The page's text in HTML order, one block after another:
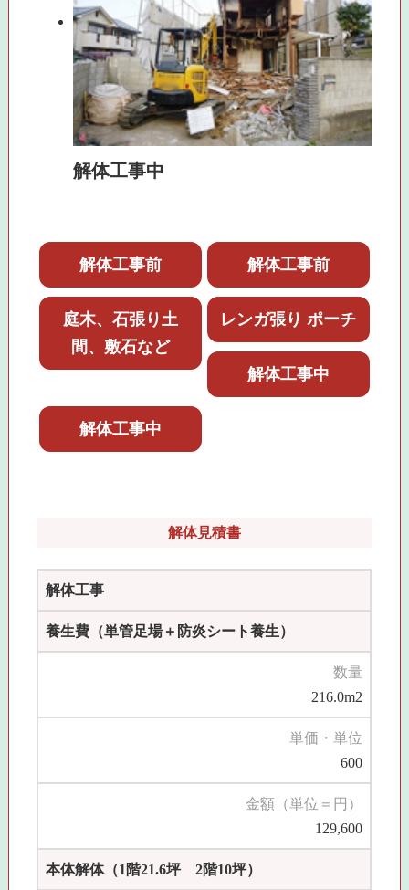
解体工事中
解体工事前 解体工事前
庭木、石張り土
間、敷石など
レンガ張り ポーチ
解体工事中
解体工事中
解体見積書
解体工事
養生費（単管足場＋防炎シート養生）
数量
216.0m2
単価・単位
600
金額（単位＝円）
129,600
本体解体（1階21.6坪 2階10坪）